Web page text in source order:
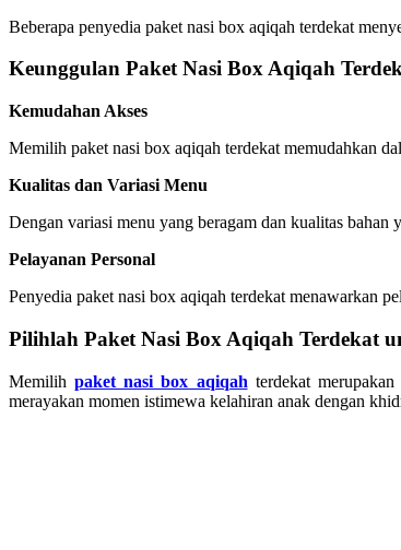
Beberapa penyedia paket nasi box aqiqah terdekat
Keunggulan Paket Nasi Box Aqiqah
Kemudahan Akses
Memilih paket nasi box aqiqah terdekat memudahkan
Kualitas dan Variasi Menu
Dengan variasi menu yang beragam dan kualitas bahan
Pelayanan Personal
Penyedia paket nasi box aqiqah terdekat menawarkan
Pilihlah Paket Nasi Box Aqiqah Terdekat
Memilihpaket nasi box aqiqah terdekat
merayakan momen istimewa kelahiran anak dengan